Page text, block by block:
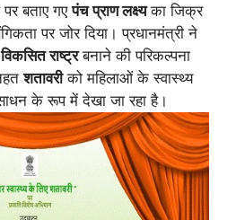
बताए गएपंच प्राण लक्ष्यका जिक्र
पर जोर दिया। प्रधानमंत्री ने
राष्ट्रबनाने की परिकल्पना
शतावरीको महिलाओं के स्वास्थ्य
के रूप में देखा जा रहा है।